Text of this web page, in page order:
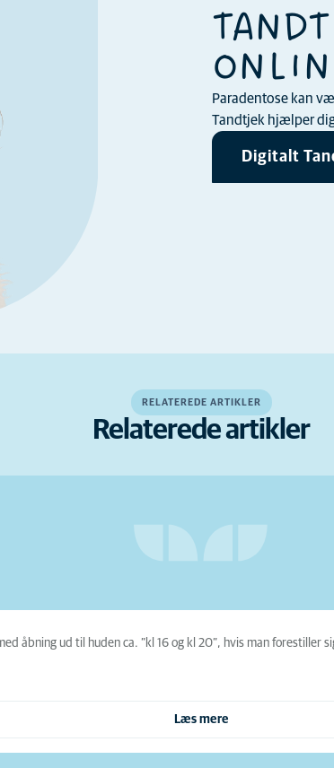
Paradentose kan
Tandtjek hjælper
Digitalt
RELATEREDE ARTIKLER
Relaterede artikler
åbning ud til huden ca. ”kl 16 og kl 20”, hvis man
Læs mere